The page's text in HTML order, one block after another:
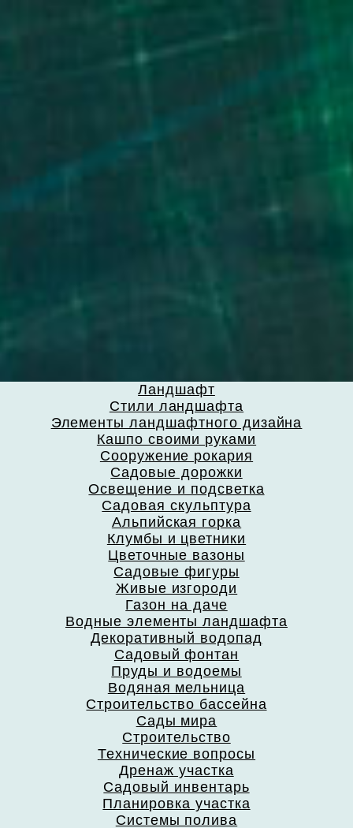
Ландшафт
Стили ландшафта
Элементы ландшафтного дизайна
Кашпо своими руками
Сооружение рокария
Садовые дорожки
Освещение и подсветка
Садовая скульптура
Альпийская горка
Клумбы и цветники
Цветочные вазоны
Садовые фигуры
Живые изгороди
Газон на даче
Водные элементы ландшафта
Декоративный водопад
Садовый фонтан
Пруды и водоемы
Водяная мельница
Строительство бассейна
Сады мира
Строительство
Технические вопросы
Дренаж участка
Садовый инвентарь
Планировка участка
Системы полива